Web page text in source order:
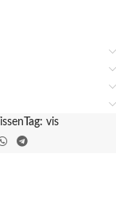
Tag: vis